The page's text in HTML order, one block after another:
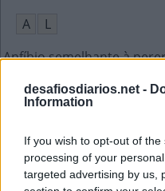
desafiosdiarios.net -
Information
If you wish to opt-out of
processing of your
targeted advertising by us,
A
L
Anfíbio semelhante à
R
Ã
A
L E T
A